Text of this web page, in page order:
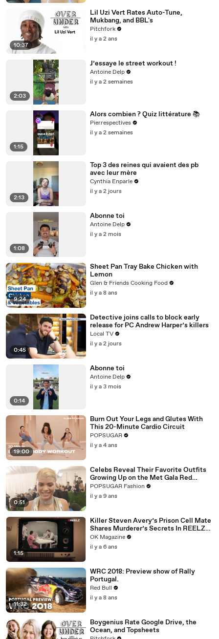
10:37
Lil Uzi Vert Rates Auto-Tune,
Mukbang, and BBL's
Pitchfork
il y a 2 ans
2:03
J’essaye le street workout !
Antoine Delp
il y a 2 semaines
1:15
Alors combien ? Quiz littérature 📚
Pierrespectives
il y a 2 semaines
2:13
Top 3 des reines qui avaient des pb
avec leur mère
Cynthia Enparle
il y a 2 jours
1:08
Abonne toi
Antoine Delp
il y a 2 mois
9:24
Sheet Pan Tray Bake Chicken with
Lemon
Glen & Friends Cooking Food
il y a 8 ans
0:45
Detective joins calls to block early
release for PC Andrew Harper’s killers
Local TV
il y a 2 jours
0:14
Abonne toi
Antoine Delp
il y a 3 mois
19:00
Burn Out Your Legs and Glutes With
This 20-Minute Cardio Circuit
POPSUGAR
il y a 4 ans
0:51
Celebs Reveal Their Favorite Outfits
Growing Up on the Met Gala Red
Carpet
POPSUGAR Fashion
il y a 9 ans
1:15
Killer Steven Avery’s Prison Cell Mate
Shares Murderer’s Secrets In REELZ
Doc—Watch
OK Magazine
il y a 6 ans
11:32
WRC 2018: Preview show of Rally
Portugal.
Red Bull
il y a 8 ans
Boygenius Rate Google Drive, the
Ocean, and Topsheets